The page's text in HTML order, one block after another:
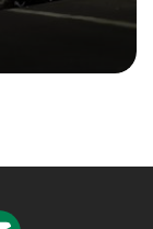
za 13:00 - 15:00
za 23:00 - 00:00